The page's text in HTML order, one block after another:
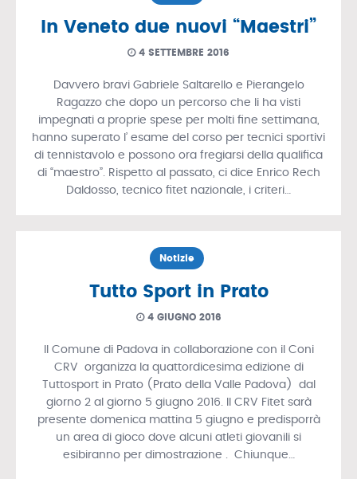
In Veneto due nuovi “Maestri”
4 SETTEMBRE 2016
Davvero bravi Gabriele Saltarello e Pierangelo
Ragazzo che dopo un percorso che li ha visti
impegnati a proprie spese per molti fine settimana,
hanno superato l’ esame del corso per tecnici sportivi
di tennistavolo e possono ora fregiarsi della qualifica
di “maestro”. Rispetto al passato, ci dice Enrico Rech
Daldosso, tecnico fitet nazionale, i criteri…
Notizie
Tutto Sport in Prato
4 GIUGNO 2016
Il Comune di Padova in collaborazione con il Coni
CRV organizza la quattordicesima edizione di
Tuttosport in Prato (Prato della Valle Padova) dal
giorno 2 al giorno 5 giugno 2016. Il CRV Fitet sarà
presente domenica mattina 5 giugno e predisporrà
un area di gioco dove alcuni atleti giovanili si
esibiranno per dimostrazione . Chiunque…